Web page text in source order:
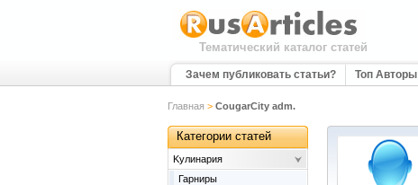
Тематический каталог статей
Зачем публиковать статьи? Топ Авторы
Главная > CougarCity adm.
Категории статей
Kулинария
Гарниры